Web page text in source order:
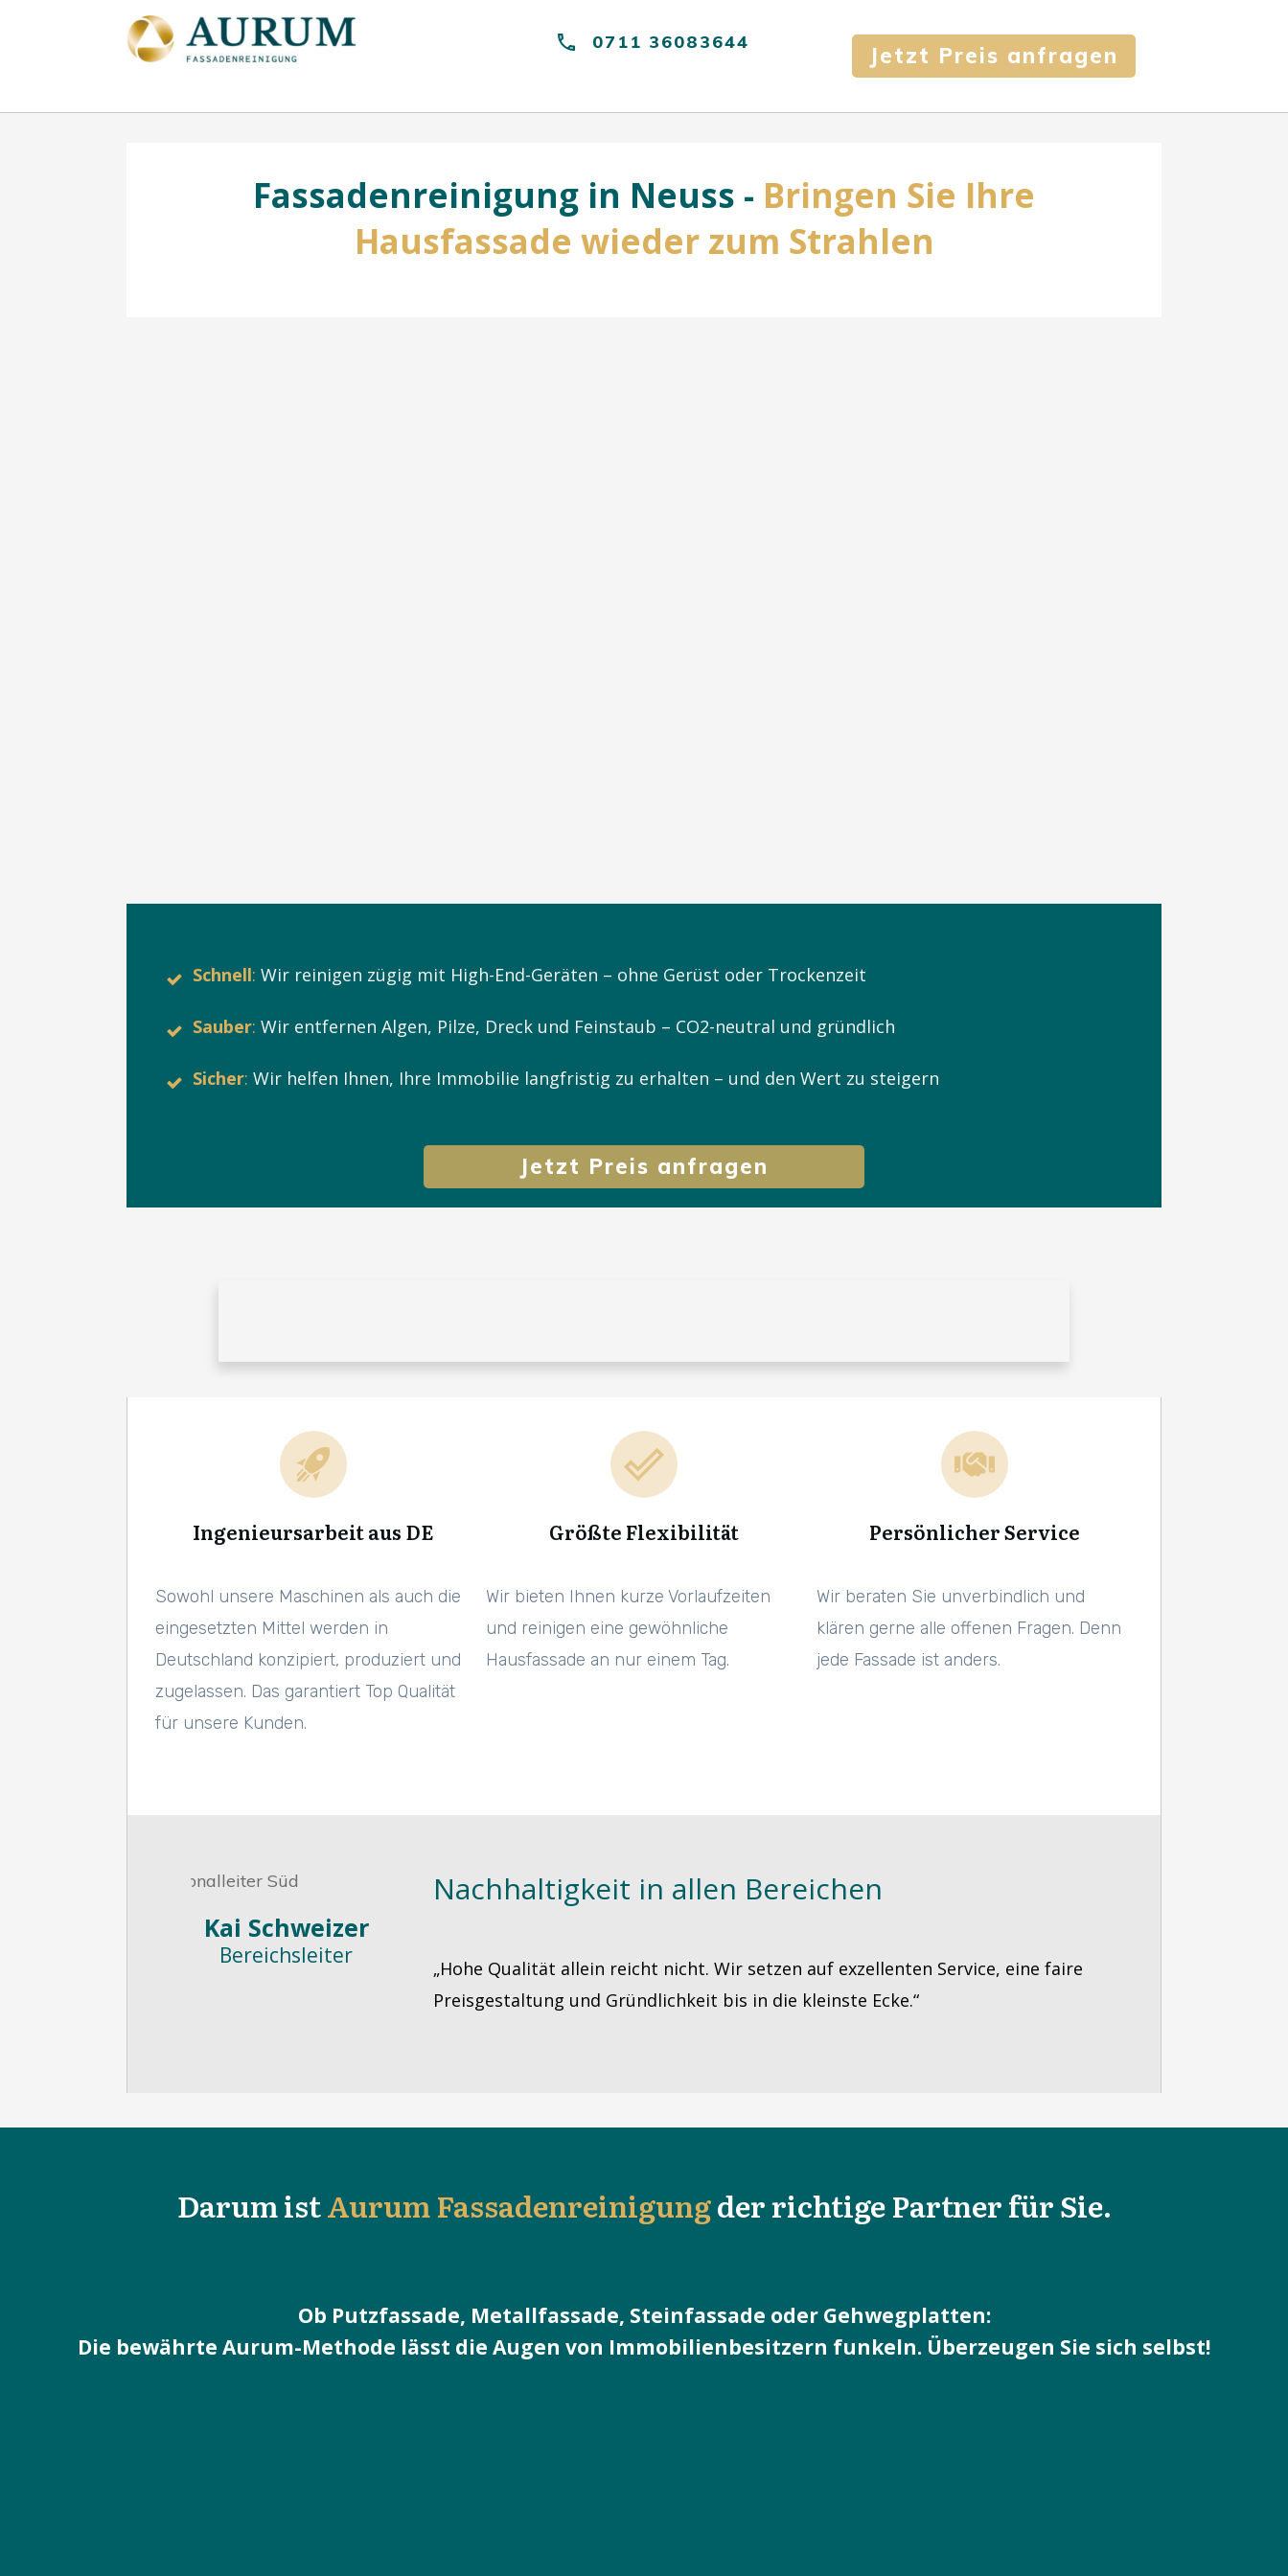
0711 36083644
Jetzt Preis anfragen
Fassadenreinigung in Neuss - Bringen Sie Ihre
Hausfassade wieder zum Strahlen
Schnell: Wir reinigen zügig mit High-End-Geräten – ohne Gerüst oder Trockenzeit
Sauber: Wir entfernen Algen, Pilze, Dreck und Feinstaub – CO2-neutral und gründlich
Sicher: Wir helfen Ihnen, Ihre Immobilie langfristig zu erhalten – und den Wert zu steigern
Jetzt Preis anfragen
Ingenieursarbeit aus DE
Sowohl unsere Maschinen als auch die
eingesetzten Mittel werden in
Deutschland konzipiert, produziert und
zugelassen. Das garantiert Top Qualität
für unsere Kunden.
Größte Flexibilität
Wir bieten Ihnen kurze Vorlaufzeiten
und reinigen eine gewöhnliche
Hausfassade an nur einem Tag.
Persönlicher Service
Wir beraten Sie unverbindlich und
klären gerne alle offenen Fragen. Denn
jede Fassade ist anders.
Kai Schweizer
Bereichsleiter
Nachhaltigkeit in allen Bereichen
„Hohe Qualität allein reicht nicht. Wir setzen auf exzellenten Service, eine faire
Preisgestaltung und Gründlichkeit bis in die kleinste Ecke.“
Darum istAurum Fassadenreinigungder richtige Partner für Sie.
Ob Putzfassade, Metallfassade, Steinfassade oder Gehwegplatten:
Die bewährte Aurum-Methode lässt die Augen von Immobilienbesitzern funkeln. Überzeugen Sie sich selbst!